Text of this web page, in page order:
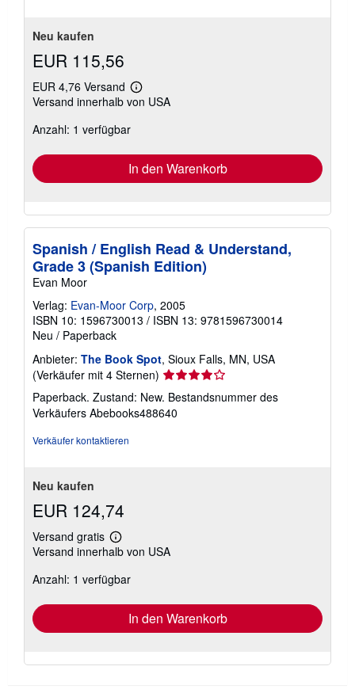
Neu kaufen
EUR 115,56
EUR 4,76 Versand
Weitere
Informationen
Versand innerhalb von USA
Anzahl: 1 verfügbar
In den Warenkorb
Spanish / English Read & Understand,
Grade 3 (Spanish Edition)
Evan Moor
Verlag: Evan-Moor Corp, 2005
ISBN 10: 1596730013 / ISBN 13: 9781596730014
Neu / Paperback
Anbieter: The Book Spot, Sioux Falls, MN, USA
(Verkäufer mit 4 Sternen) Verkäuferbewertung
von
5
Paperback. Zustand: New. Bestandsnummer des
Verkäufers Abebooks488640
Verkäufer kontaktieren
Neu kaufen
EUR 124,74
Versand gratis
Weitere
Informationen
Versandkosten
Versand innerhalb von USA
Anzahl: 1 verfügbar
In den Warenkorb